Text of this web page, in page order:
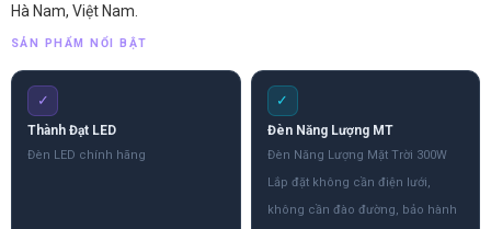
Hà Nam, Việt Nam.
SẢN PHẨM NỔI BẬT
✓
Thành Đạt LED
Đèn LED chính hãng
✓
Đèn Năng Lượng MT
Đèn Năng Lượng Mặt Trời 300W
Lắp đặt không cần điện lưới,
không cần đào đường, bảo hành